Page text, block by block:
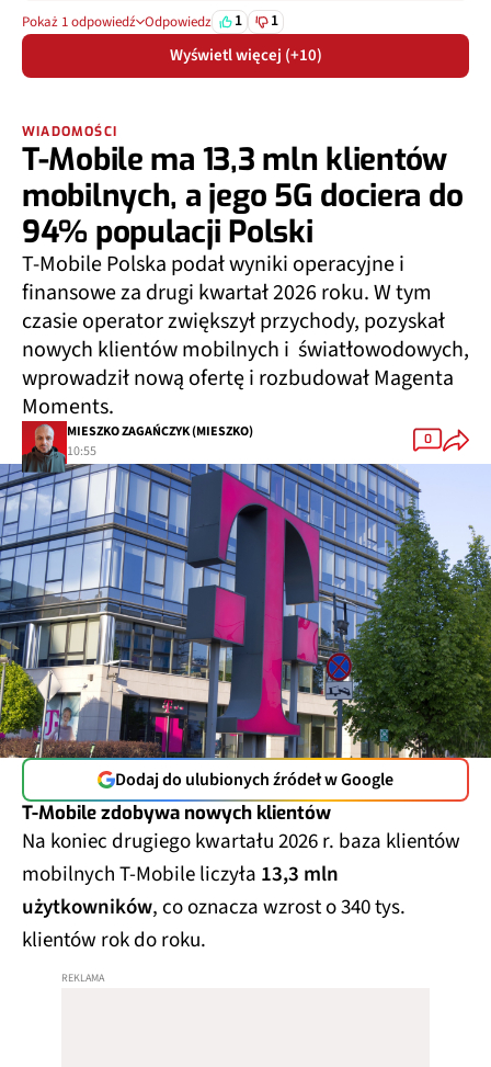
Pokaż 1 odpowiedź Odpowiedz 1 1
Wyświetl więcej (+10)
WIADOMOŚCI
T-Mobile ma 13,3 mln klientów
mobilnych, a jego 5G dociera do
94% populacji Polski
T-Mobile Polska podał wyniki operacyjne i
finansowe za drugi kwartał 2026 roku. W tym
czasie operator zwiększył przychody, pozyskał
nowych klientów mobilnych i światłowodowych,
wprowadził nową ofertę i rozbudował Magenta
Moments.
MIESZKO ZAGAŃCZYK (MIESZKO)
10:55
0
Dodaj do ulubionych źródeł w Google
T-Mobile zdobywa nowych klientów
Na koniec drugiego kwartału 2026 r. baza klientów
mobilnych T-Mobile liczyła 13,3 mln
użytkowników, co oznacza wzrost o 340 tys.
klientów rok do roku.